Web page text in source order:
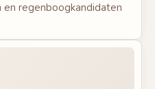
regenboogkandidaten